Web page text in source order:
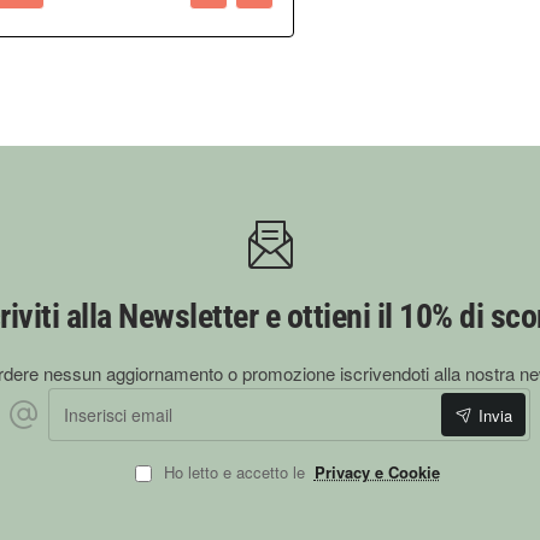
alla Newsletter e ottieni il 10% di
nessun aggiornamento o promozione iscrivendoti alla nostra
Inserisci email
Invia
Ho letto e accetto le Privacy e Cookie